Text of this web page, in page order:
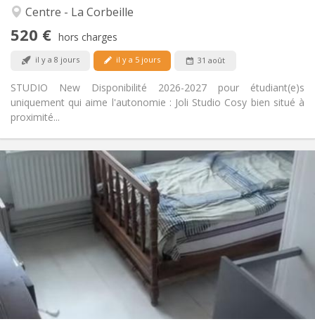
Centre - La Corbeille
520 € hors charges
il y a 8 jours il y a 5 jours 31 août
STUDIO New Disponibilité 2026-2027 pour étudiant(e)s
uniquement qui aime l'autonomie : Joli Studio Cosy bien situé à
proximité...
Infos Pratiques
Loyer:
400 €
Charges:
75 €
Durée:
12 mois, 11 mois, 10 mois, 5-6 mois
Domiciliation:
Acceptée
Aménagement
Salle de bain:
Privée
Dans la chambre
Superficie:
Pièces privées: